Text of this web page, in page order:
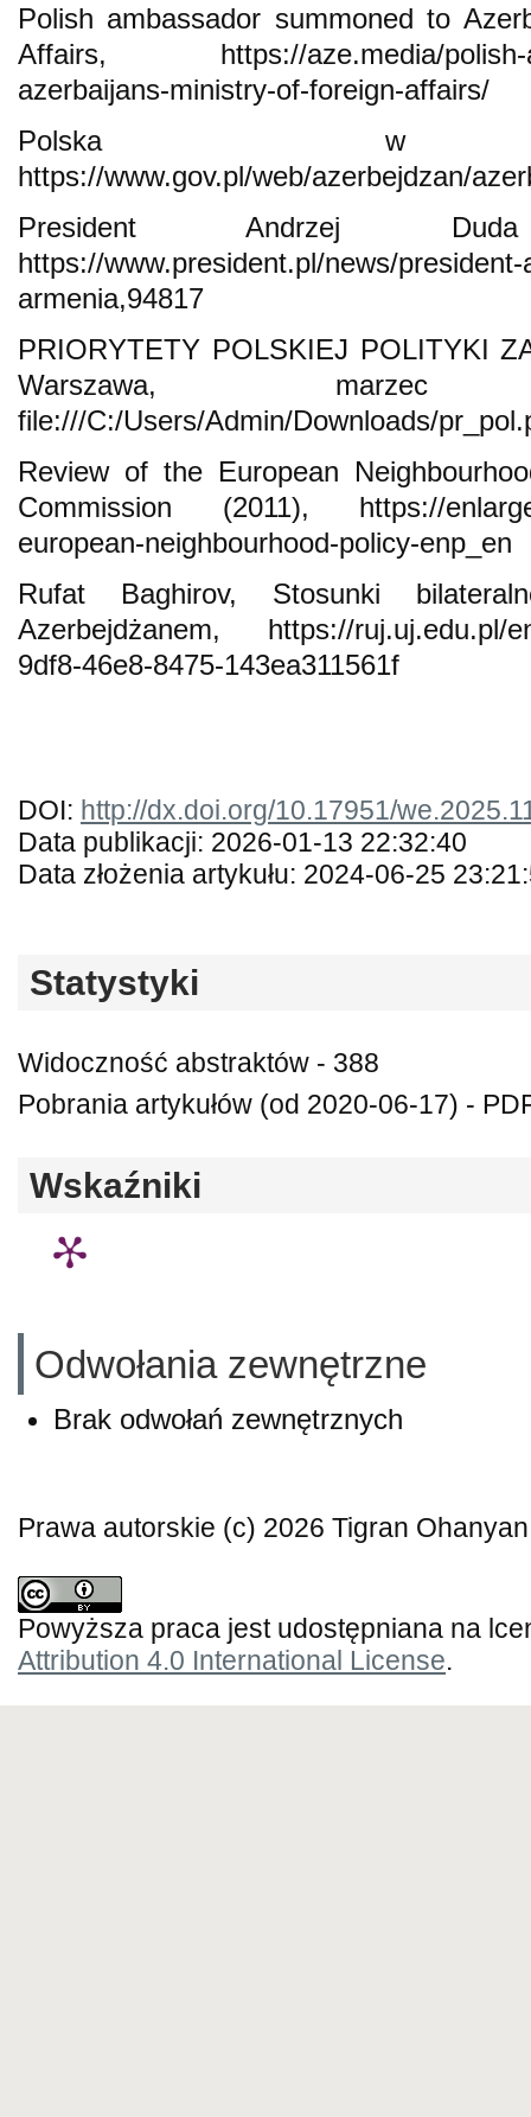
Polish ambassador summoned to
Affairs, https://aze.media/polish-
azerbaijans-ministry-of-foreign-affairs/
Polska w
https://www.gov.pl/web/azerbejdzan/
President Andrzej
https://www.president.pl/news/
armenia,94817
PRIORYTETY POLSKIEJ POLITYKI
Warszawa,
file:///C:/Users/Admin/Downloads/
Review of the European
Commission (2011), https://
european-neighbourhood-policy-enp_en
Rufat Baghirov, Stosunki
Azerbejdżanem, https://ruj.uj.edu.pl/
9df8-46e8-8475-143ea311561f
DOI: http://dx.doi.org/10.17951/
Data publikacji: 2026-01-13 22:32:40
Data złożenia artykułu: 2024-06-25
Statystyki
Widoczność abstraktów - 388
Pobrania artykułów (od 2020-06-17) -
Wskaźniki
Odwołania zewnętrzne
Brak odwołań zewnętrznych
Prawa autorskie (c) 2026 Tigran Ohanyan
Powyższa praca jest udostępniana na
Attribution 4.0 International License.